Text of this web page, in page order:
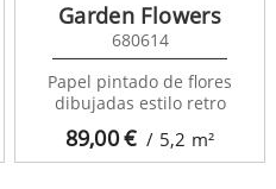
89,00€ / 5,2 m²
Garden Flowers
680614
Papel pintado de flores
dibujadas estilo retro